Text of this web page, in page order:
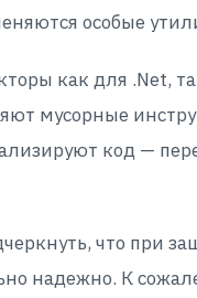
особые
как для .Net,
мусорные
код —
что при
надежно. К